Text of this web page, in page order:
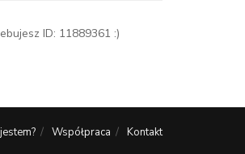
ID: 11889361 :)
Współpraca Kontakt